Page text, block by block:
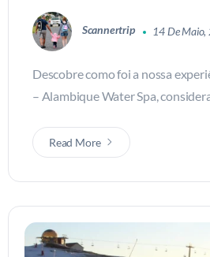
Scannertrip 14 De
Descobre como foi a nossa
– Alambique Water Spa,
Read More